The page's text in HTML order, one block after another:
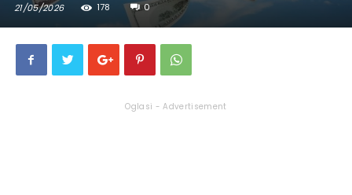
21/05/2026 178 0
Oglasi - Advertisement